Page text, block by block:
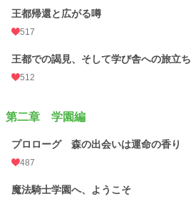
王都帰還と広がる噂
517
王都での謁見、そして学び舎への旅立ち
512
第二章 学園編
プロローグ 森の出会いは運命の香り
487
魔法騎士学園へ、ようこそ